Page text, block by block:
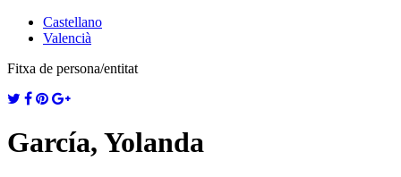
Castellano
Valencià
Fitxa de persona/entitat
García, Yolanda